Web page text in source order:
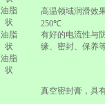
油脂
状
高温领域润滑效
250℃
油脂
状
有好的电流性与
缘、密封、保养
油脂
状
真空密封膏，具